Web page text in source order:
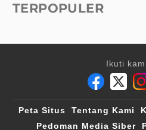
TERPOPULER
Ikuti
Peta Situs Tentang Kami
Pedoman Media Siber